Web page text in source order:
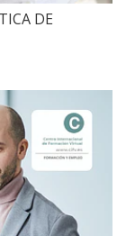
DE